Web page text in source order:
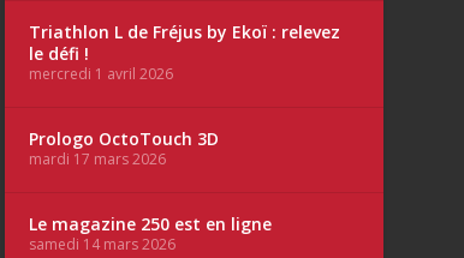
Triathlon L de Fréjus by Ekoï : relevez
le défi !
mercredi 1 avril 2026
Prologo OctoTouch 3D
mardi 17 mars 2026
Le magazine 250 est en ligne
samedi 14 mars 2026